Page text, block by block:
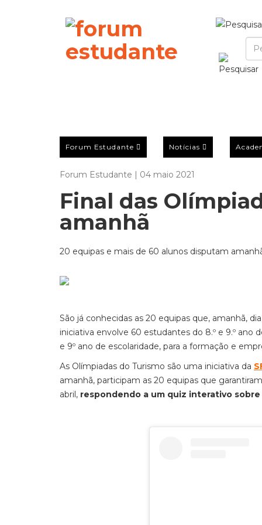
Forum Estudante Notícias
Forum Estudante | 04 maio 2021
Final das
amanhã
20 equipas e mais de 60 alunos disputam
São já conhecidas as 20 equipas que, amanhã,
iniciativa envolve 60 estudantes do 8.º e 9.º ano
e 9º ano de escolaridade, para a formação e
As Olímpiadas do Turismo são uma iniciativa da
amanhã, participam as 20 equipas que
abril, respondendo a um quiz interativo